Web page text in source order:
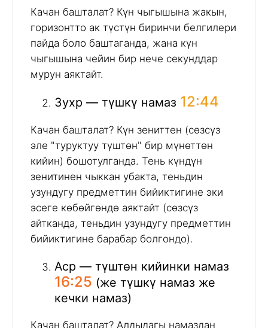
Качан башталат? Күн чыгышына жакын,
горизонтто ак түстүн биринчи белгилери
пайда боло баштаганда, жана күн
чыгышына чейин бир нече секунддар
мурун аяктайт.
Зухр — түшкү намаз 12:44
Качан башталат? Күн зениттен (сөзсүз
эле "туруктуу түштөн" бир мүнөттөн
кийин) бошотулганда. Тень күндүн
зенитинен чыккан убакта, теньдин
узундугу предметтин бийиктигине эки
эсеге көбөйгөндө аяктайт (сөзсүз
айтканда, теньдин узундугу предметтин
бийиктигине барабар болгондо).
Аср — түштөн кийинки намаз
16:25 (же түшкү намаз же
кечки намаз)
Качан башталат? Алдыдагы намаздан